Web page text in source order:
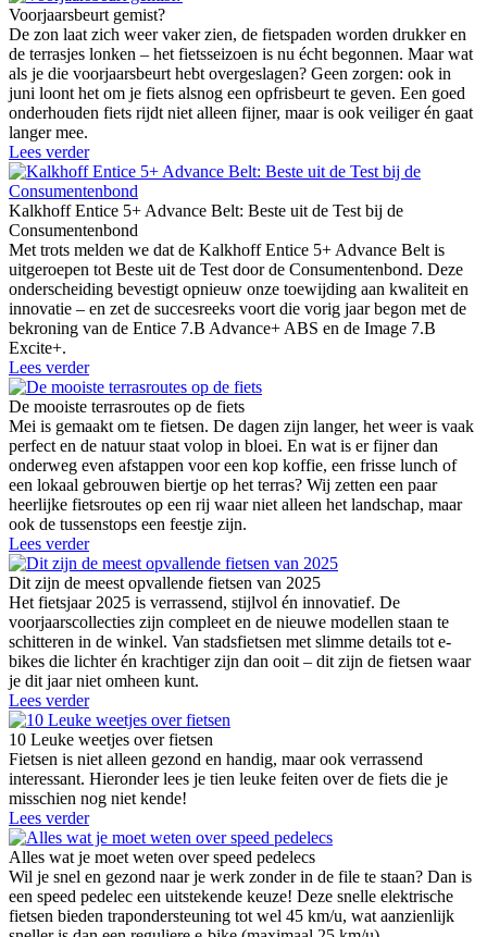
Voorjaarsbeurt gemist?
De zon laat zich weer vaker zien, de fietspaden worden drukker en
de terrasjes lonken – het fietsseizoen is nu écht begonnen. Maar wat
als je die voorjaarsbeurt hebt overgeslagen? Geen zorgen: ook in
juni loont het om je fiets alsnog een opfrisbeurt te geven. Een goed
onderhouden fiets rijdt niet alleen fijner, maar is ook veiliger én gaat
langer mee.
Lees verder
Kalkhoff Entice 5+ Advance Belt: Beste uit de Test bij de
Consumentenbond
Met trots melden we dat de Kalkhoff Entice 5+ Advance Belt is
uitgeroepen tot Beste uit de Test door de Consumentenbond. Deze
onderscheiding bevestigt opnieuw onze toewijding aan kwaliteit en
innovatie – en zet de succesreeks voort die vorig jaar begon met de
bekroning van de Entice 7.B Advance+ ABS en de Image 7.B
Excite+.
Lees verder
De mooiste terrasroutes op de fiets
Mei is gemaakt om te fietsen. De dagen zijn langer, het weer is vaak
perfect en de natuur staat volop in bloei. En wat is er fijner dan
onderweg even afstappen voor een kop koffie, een frisse lunch of
een lokaal gebrouwen biertje op het terras? Wij zetten een paar
heerlijke fietsroutes op een rij waar niet alleen het landschap, maar
ook de tussenstops een feestje zijn.
Lees verder
Dit zijn de meest opvallende fietsen van 2025
Het fietsjaar 2025 is verrassend, stijlvol én innovatief. De
voorjaarscollecties zijn compleet en de nieuwe modellen staan te
schitteren in de winkel. Van stadsfietsen met slimme details tot e-
bikes die lichter én krachtiger zijn dan ooit – dit zijn de fietsen waar
je dit jaar niet omheen kunt.
Lees verder
10 Leuke weetjes over fietsen
Fietsen is niet alleen gezond en handig, maar ook verrassend
interessant. Hieronder lees je tien leuke feiten over de fiets die je
misschien nog niet kende!
Lees verder
Alles wat je moet weten over speed pedelecs
Wil je snel en gezond naar je werk zonder in de file te staan? Dan is
een speed pedelec een uitstekende keuze! Deze snelle elektrische
fietsen bieden trapondersteuning tot wel 45 km/u, wat aanzienlijk